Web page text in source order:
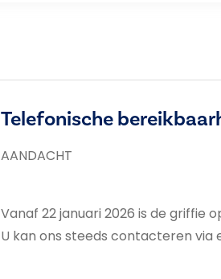
Telefonische
AANDACHT
Vanaf 22 januari 2026 is de
U kan ons steeds contacteren via